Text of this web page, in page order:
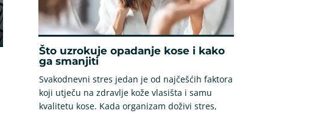
Što uzrokuje opadanje kose i kako
ga smanjiti
Svakodnevni stres jedan je od najčešćih faktora
koji utječu na zdravlje kože vlasišta i samu
kvalitetu kose. Kada organizam doživi stres,